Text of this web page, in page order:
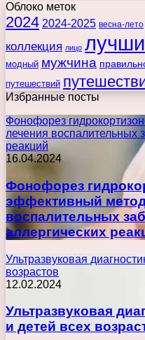
Облоко меток
2024 2024-2025 весна-лето
коллекция лицо
модный мужчина
путешествий
Избранные посты
Фонофорез
лечения воспалительных
реакций
16.04.2024
Фонофорез
эффективный
воспалительных
аллергических
Ультразвуковая
возрастов
12.02.2024
Ультразвуковая
и детей всех